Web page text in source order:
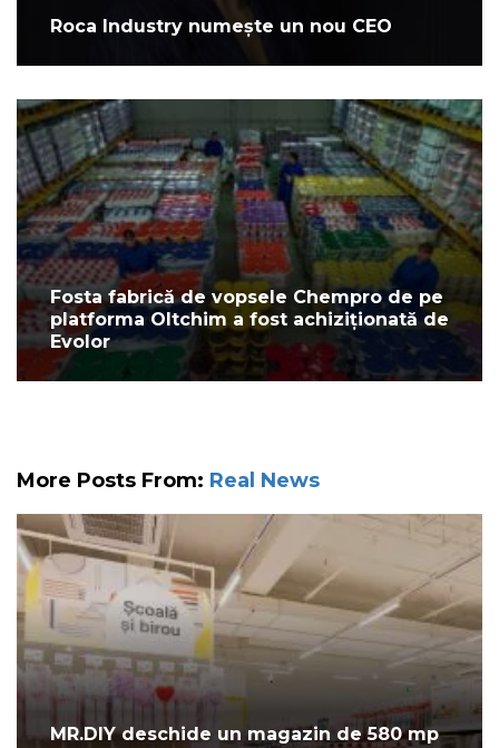
Roca Industry numește un nou CEO
Fosta fabrică de vopsele Chempro de pe
platforma Oltchim a fost achiziționată de
Evolor
More Posts From: Real News
MR.DIY deschide un magazin de 580 mp